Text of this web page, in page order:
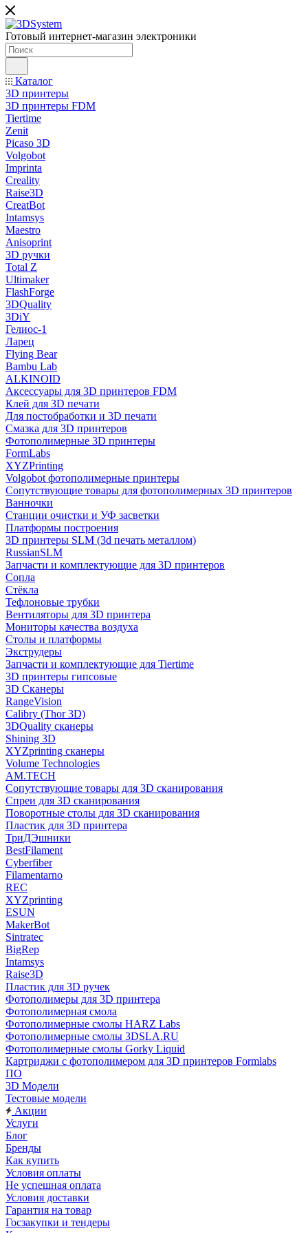
Готовый интернет-магазин электроники
Каталог
3D принтеры
3D принтеры FDM
Tiertime
Zenit
Picaso 3D
Volgobot
Imprinta
Creality
Raise3D
CreatBot
Intamsys
Maestro
Anisoprint
3D ручки
Total Z
Ultimaker
FlashForge
3DQuality
3DiY
Гелиос-1
Ларец
Flying Bear
Bambu Lab
ALKINOID
Аксессуары для 3D принтеров FDM
Клей для 3D печати
Для постобработки и 3D печати
Смазка для 3D принтеров
Фотополимерные 3D принтеры
FormLabs
XYZPrinting
Volgobot фотополимерные принтеры
Сопутствующие товары для фотополимерных 3D принтеров
Ванночки
Станции очистки и УФ засветки
Платформы построения
3D принтеры SLM (3d печать металлом)
RussianSLM
Запчасти и комплектующие для 3D принтеров
Сопла
Cтёкла
Тефлоновые трубки
Вентиляторы для 3D принтера
Мониторы качества воздуха
Столы и платформы
Экструдеры
Запчасти и комплектующие для Tiertime
3D принтеры гипсовые
3D Сканеры
RangeVision
Calibry (Thor 3D)
3DQuality сканеры
Shining 3D
XYZprinting сканеры
Volume Technologies
AM.TECH
Сопутствующие товары для 3D сканирования
Спреи для 3D сканирования
Поворотные столы для 3D сканирования
Пластик для 3D принтера
ТриДЭшники
BestFilament
Cyberfiber
Filamentarno
REC
XYZprinting
ESUN
MakerBot
Sintratec
BigRep
Intamsys
Raise3D
Пластик для 3D ручек
Фотополимеры для 3D принтера
Фотополимерная смола
Фотополимерные смолы HARZ Labs
Фотополимерные смолы 3DSLA.RU
Фотополимерные смолы Gorky Liquid
Картриджи с фотополимером для 3D принтеров Formlabs
ПО
3D Модели
Тестовые модели
Акции
Услуги
Блог
Бренды
Как купить
Условия оплаты
Не успешная оплата
Условия доставки
Гарантия на товар
Госзакупки и тендеры